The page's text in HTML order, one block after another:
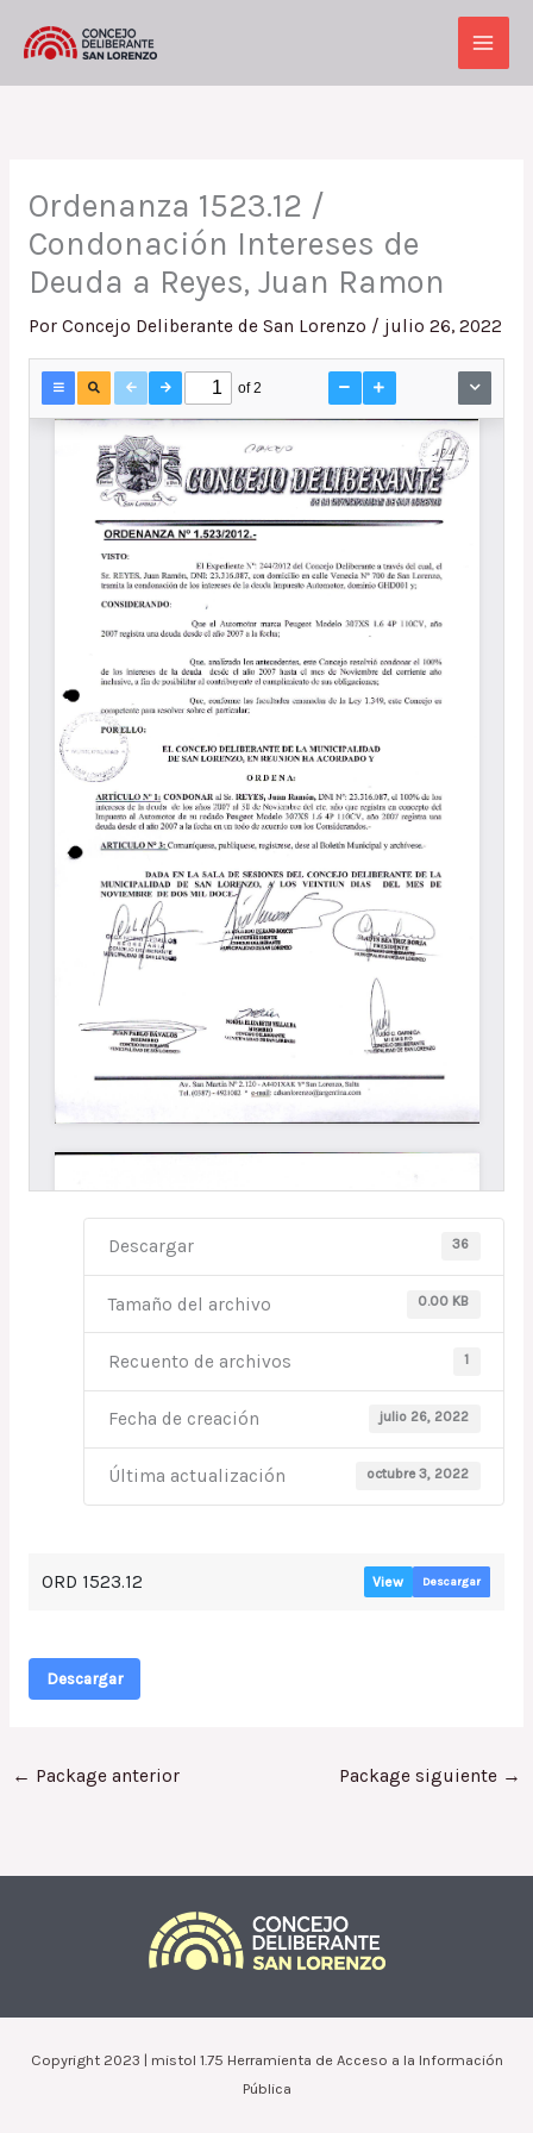
Main
Ordenanza 1523.12 /
Condonación Intereses de
Deuda a Reyes, Juan Ramon
Por Concejo Deliberante de San Lorenzo / julio 26, 2022
Descargar 36
Tamaño del archivo 0.00 KB
Recuento de archivos 1
Fecha de creación julio 26, 2022
Última actualización octubre 3, 2022
ORD 1523.12 View Descargar
Descargar
← Package anterior Package siguiente →
Copyright 2023 | mistol 1.75 Herramienta de Acceso a la Información
Pública